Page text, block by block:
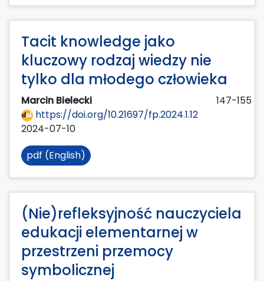
Tacit knowledge jako
kluczowy rodzaj wiedzy nie
tylko dla młodego człowieka
Marcin Bielecki
147-155
https://doi.org/10.21697/fp.2024.1.12
2024-07-10
pdf (English)
(Nie)refleksyjność nauczyciela
edukacji elementarnej w
przestrzeni przemocy
symbolicznej